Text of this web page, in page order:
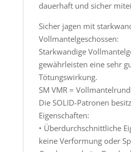
dauerhaft und sicher
Sicher jagen mit
Vollmantelgeschossen:
Starkwandige
gewährleisten eine sehr
Tötungswirkung.
SM VMR =
Die SOLID-Patronen
Eigenschaften:
• Überdurchschnittliche
keine Verformung oder